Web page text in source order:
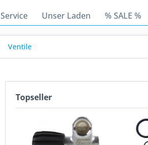
Service Unser Laden % SALE %
Ventile
Topseller